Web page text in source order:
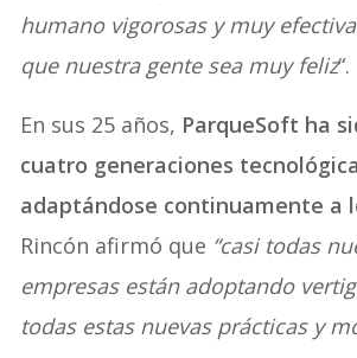
humano vigorosas y muy
que nuestra gente sea muy feliz“.
En sus 25 años, ParqueSoft ha
cuatro generaciones
adaptándose continuamente a
Rincón afirmó que “casi todas
empresas están adoptando
todas estas nuevas prácticas y